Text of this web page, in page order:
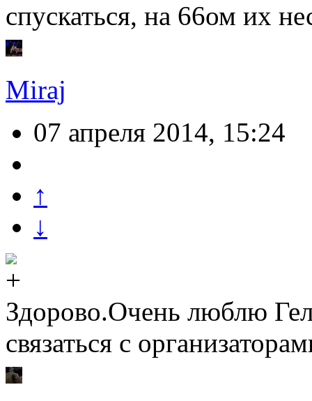
спускаться, на 66ом их
Miraj
07 апреля 2014, 15:24
↑
↓
Здорово.Очень люблю
связаться с